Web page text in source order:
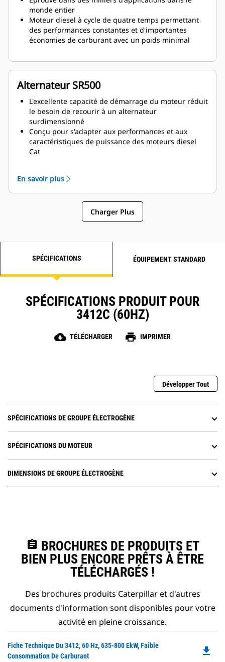
monde entier
Moteur diesel à cycle de quatre temps permettant
des performances constantes et d'importantes
économies de carburant avec un poids minimal
Alternateur SR500
L'excellente capacité de démarrage du moteur réduit
le besoin de recourir à un alternateur
surdimensionné
Conçu pour s'adapter aux performances et aux
caractéristiques de puissance des moteurs diesel
Cat
En savoir plus
Charger Plus
SPÉCIFICATIONS ÉQUIPEMENT STANDARD
SPÉCIFICATIONS PRODUIT POUR
3412C (60HZ)
cloud_download TÉLÉCHARGER print IMPRIMER
Développer Tout
SPÉCIFICATIONS DE GROUPE ÉLECTROGÈNE
SPÉCIFICATIONS DU MOTEUR
DIMENSIONS DE GROUPE ÉLECTROGÈNE
assignment BROCHURES DE PRODUITS ET
BIEN PLUS ENCORE PRÊTS À ÊTRE
TÉLÉCHARGÉS !
Des brochures produits Caterpillar et d'autres
documents d'information sont disponibles pour votre
activité en pleine croissance.
Fiche Technique Du 3412, 60 Hz, 635-800 EkW, Faible
Consommation De Carburant
file_download